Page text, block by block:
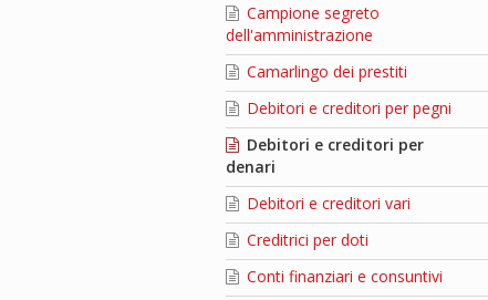
Campione segreto
dell'amministrazione
Camarlingo dei prestiti
Debitori e creditori per pegni
Debitori e creditori per
denari
Debitori e creditori vari
Creditrici per doti
Conti finanziari e consuntivi